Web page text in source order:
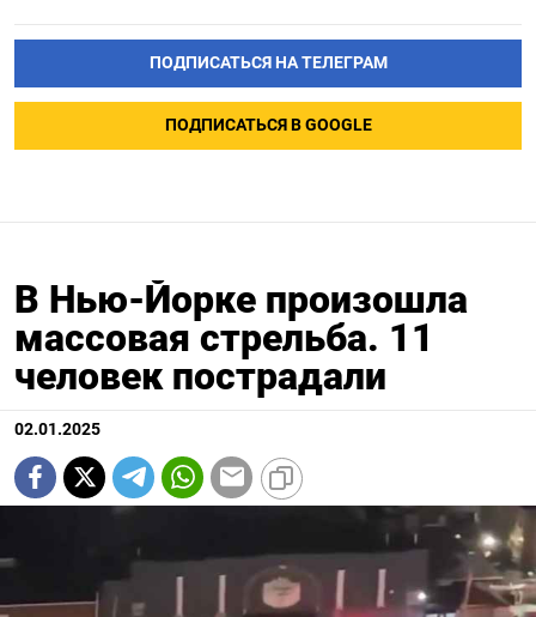
ПОДПИСАТЬСЯ НА ТЕЛЕГРАМ
ПОДПИСАТЬСЯ В GOOGLE
В Нью-Йорке произошла
массовая стрельба. 11
человек пострадали
02.01.2025